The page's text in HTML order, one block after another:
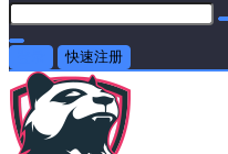
快速注册